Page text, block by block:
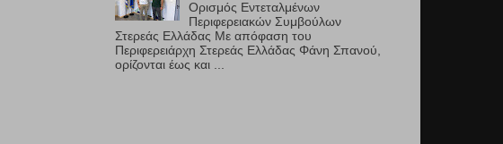
Ορισμός Εντεταλμένων
Περιφερειακών Συμβούλων
Στερεάς Ελλάδας Με απόφαση του
Περιφερειάρχη Στερεάς Ελλάδας Φάνη Σπανού,
ορίζονται έως και ...